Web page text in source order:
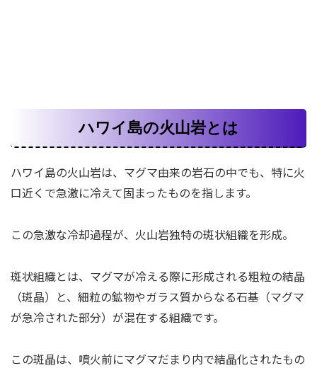
ハワイ島の火山岩とは
ハワイ島の火山岩は、マグマ由来の岩石の中でも、特に火
口近くで急激に冷えて固まったものを指します。
この急激な冷却過程が、火山岩独特の斑状組織を形成。
斑状組織とは、マグマが冷える際に形成される粗粒の結晶
（斑晶）と、細粒の鉱物やガラス質からなる石基（マグマ
が急冷された部分）が混在する組織です。
この斑晶は、噴火前にマグマだまり内で結晶化されたもの